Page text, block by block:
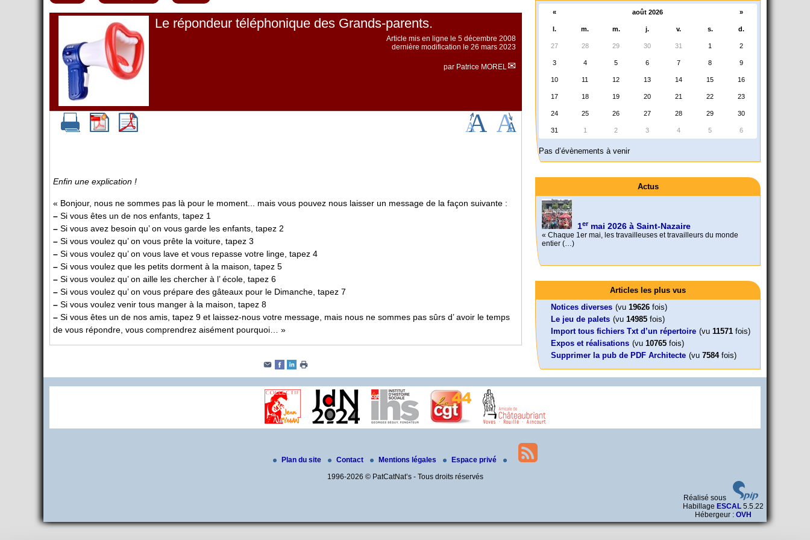
Le répondeur téléphonique des Grands-parents.
Article mis en ligne le 5 décembre 2008
dernière modification le 26 mars 2023
par Patrice MOREL
Enfin une explication !
« Bonjour, nous ne sommes pas là pour le moment... mais vous pouvez nous laisser un message de la façon suivante :
– Si vous êtes un de nos enfants, tapez 1
– Si vous avez besoin qu’ on vous garde les enfants, tapez 2
– Si vous voulez qu’ on vous prête la voiture, tapez 3
– Si vous voulez qu’ on vous lave et vous repasse votre linge, tapez 4
– Si vous voulez que les petits dorment à la maison, tapez 5
– Si vous voulez qu’ on aille les chercher à l’ école, tapez 6
– Si vous voulez qu’ on vous prépare des gâteaux pour le Dimanche, tapez 7
– Si vous voulez venir tous manger à la maison, tapez 8
– Si vous êtes un de nos amis, tapez 9 et laissez-nous votre message, mais nous ne sommes pas sûrs d’ avoir le temps
de vous répondre, vous comprendrez aisément pourquoi… »
« août 2026 »
l. m. m. j. v. s. d.
27 28 29 30 31 1 2
3 4 5 6 7 8 9
10 11 12 13 14 15 16
17 18 19 20 21 22 23
24 25 26 27 28 29 30
31 1 2 3 4 5 6
Pas d’évènements à venir
Actus
1ermai 2026 à Saint-Nazaire
« Chaque 1er mai, les travailleuses et travailleurs du monde
entier (…)
Foutez-nous la paix !
Aujourd’hui, mercredi 18 mars 2026, le président de la
République Emmanuel (…)
Leonard Peltier libre !
Leonard Peltier, un Amérindien condamné deux fois à la prison à
vie pour un (…)
En Pays-de-la-Loire le couperet est
« La présidente Horizons de la région Pays de la Loire veut faire
Mon CV... Cette perle indique une nouveauté, ou le dernier
Articles les plus vus
Notices diverses (vu 19626 fois)
Le jeu de palets (vu 14985 fois)
Import tous fichiers Txt d’un répertoire (vu 11571 fois)
Expos et réalisations (vu 10765 fois)
Supprimer la pub de PDF Architecte (vu 7584fois)
Plan du site Contact Mentions légales
Espace privé
1996-2026 © PatCatNat’s - Tous droits réservés
Réalisé sous
Habillage ESCAL 5.5.22
Hébergeur : OVH